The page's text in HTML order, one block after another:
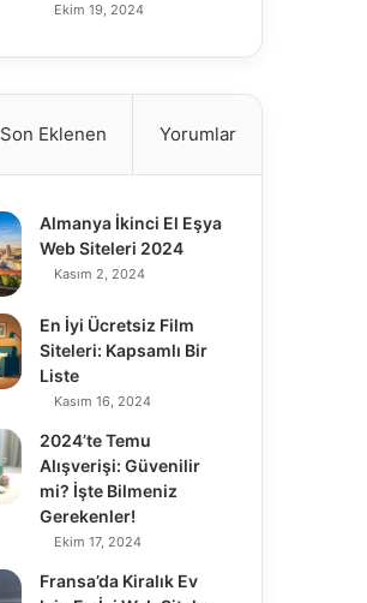
Ekim 19, 2024
Son Eklenen Yorumlar
Almanya İkinci El Eşya
Web Siteleri 2024
Kasım 2, 2024
En İyi Ücretsiz Film
Siteleri: Kapsamlı Bir
Liste
Kasım 16, 2024
2024’te Temu
Alışverişi: Güvenilir
mi? İşte Bilmeniz
Gerekenler!
Ekim 17, 2024
Fransa’da Kiralık Ev